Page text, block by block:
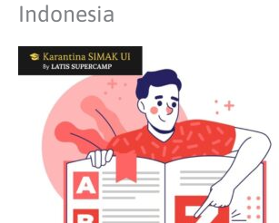
Indonesia